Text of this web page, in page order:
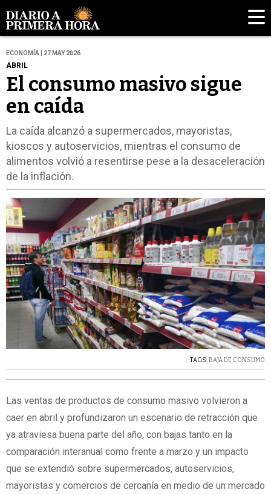
ECONOMÍA | 27 MAY 2026
ABRIL
El consumo masivo sigue
en caída
La caída alcanzó a supermercados, mayoristas,
kioscos y autoservicios, mientras el consumo de
alimentos volvió a resentirse pese a la desaceleración
de la inflación.
TAGS:BAJA DE CONSUMO
Las ventas de productos de consumo masivo volvieron a
caer en abril y profundizaron un escenario de retracción que
ya atraviesa buena parte del año, con bajas tanto en la
comparación interanual como frente a marzo y un impacto
que se extendió sobre supermercados, autoservicios,
mayoristas y comercios de cercanía en medio de un mercado